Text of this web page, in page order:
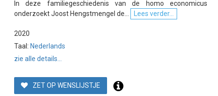
In deze familiegeschiedenis van de homo economicus
onderzoekt Joost Hengstmengel de...
Lees verder...
2020
Taal: Nederlands
zie alle details...
ZET OP WENSLIJSTJE